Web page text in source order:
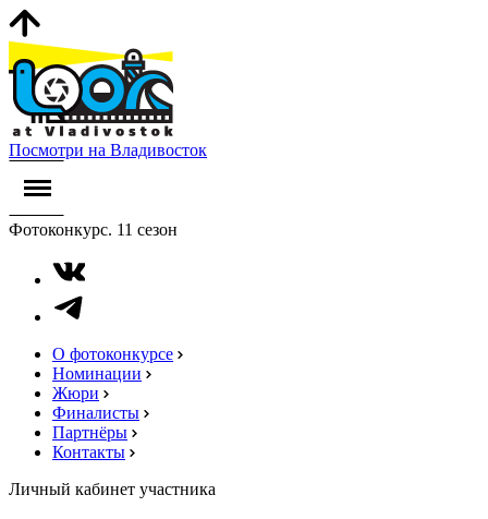
Посмотри на Владивосток
Фотоконкурс. 11 сезон
О фотоконкурсе
Номинации
Жюри
Финалисты
Партнёры
Контакты
Личный кабинет участника